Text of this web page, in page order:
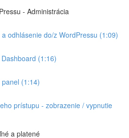
- Administrácia
odhlásenie do/z WordPressu (1:09)
(1:16)
(1:14)
prístupu - zobrazenie / vypnutie
a platené